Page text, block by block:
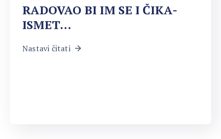
RADOVAO BI IM SE I ČIKA-
ISMET…
Nastavi čitati